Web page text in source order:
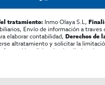
tratamiento: Inmo Olaya S.L,
Envío de información a
elaborar contabilidad, Derechos de
altratamiento y solicitar la
adicional y detallada sobre